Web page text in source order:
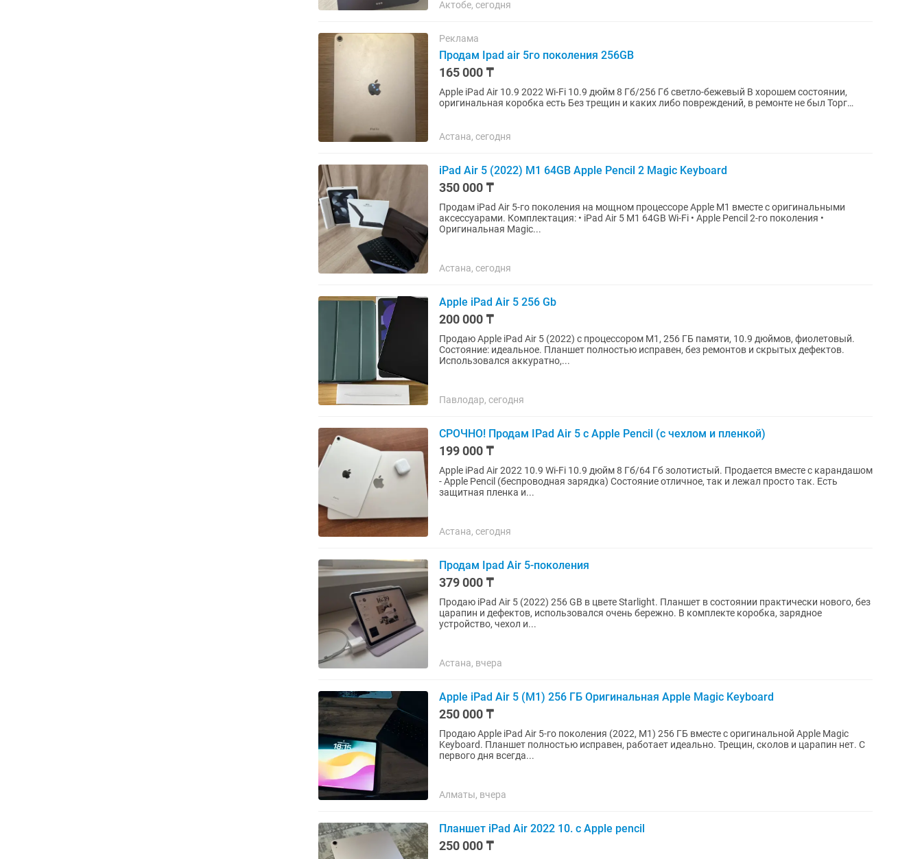
Актобе, сегодня
Реклама
Продам Ipad air 5го поколения 256GB
165 000 ₸
Apple iPad Air 10.9 2022 Wi-Fi 10.9 дюйм 8 Гб/256 Гб светло-бежевый В хорошем состоянии,
оригинальная коробка есть Без трещин и каких либо повреждений, в ремонте не был Торг
Астана, сегодня
iPad Air 5 (2022) M1 64GB Apple Pencil 2 Magic Keyboard
350 000 ₸
Продам iPad Air 5-го поколения на мощном процессоре Apple M1 вместе с оригинальными
аксессуарами. Комплектация: • iPad Air 5 M1 64GB Wi-Fi • Apple Pencil 2-го поколения •
Оригинальная Magic...
Астана, сегодня
Apple iPad Air 5 256 Gb
200 000 ₸
Продаю Apple iPad Air 5 (2022) с процессором M1, 256 ГБ памяти, 10.9 дюймов, фиолетовый.
Состояние: идеальное. Планшет полностью исправен, без ремонтов и скрытых дефектов.
Использовался аккуратно,...
Павлодар, сегодня
СРОЧНО! Продам IPad Air 5 с Apple Pencil (с чехлом и пленкой)
199 000 ₸
Apple iPad Air 2022 10.9 Wi-Fi 10.9 дюйм 8 Гб/64 Гб золотистый. Продается вместе с карандашом
- Apple Pencil (беспроводная зарядка) Состояние отличное, так и лежал просто так. Есть
защитная пленка и...
Астана, сегодня
Продам Ipad Air 5-поколения
379 000 ₸
Продаю iPad Air 5 (2022) 256 GB в цвете Starlight. Планшет в состоянии практически нового, без
царапин и дефектов, использовался очень бережно. В комплекте коробка, зарядное
устройство, чехол и...
Астана, вчера
Apple iPad Air 5 (M1) 256 ГБ Оригинальная Apple Magic Keyboard
250 000 ₸
Продаю Apple iPad Air 5-го поколения (2022, M1) 256 ГБ вместе с оригинальной Apple Magic
Keyboard. Планшет полностью исправен, работает идеально. Трещин, сколов и царапин нет. С
первого дня всегда...
Алматы, вчера
Планшет iPad Air 2022 10. с Apple pencil
250 000 ₸